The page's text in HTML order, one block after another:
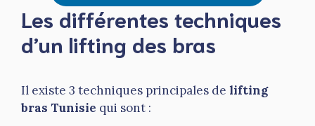
Les différentes techniques
d’un lifting des bras
Il existe 3 techniques principales de lifting
bras Tunisie qui sont :